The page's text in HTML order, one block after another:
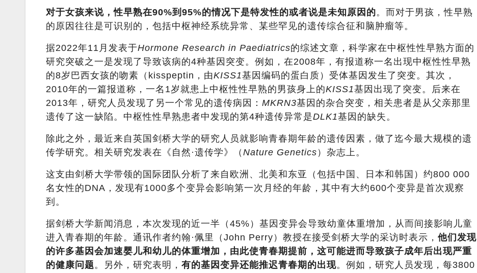
对于女孩来说，性早熟在90%到95%的情况下是特发性的或者说是未知原因的。而对于男孩，性早熟
的原因往往是可识别的，包括中枢神经系统异常、某些罕见的遗传综合征和脑肿瘤等。
据2022年11月发表于Hormone Research in Paediatrics的综述文章，科学家在中枢性性早熟方面的
研究突破之一是发现了导致该病的4种基因突变。例如，在2008年，有报道称一名出现中枢性性早熟
的8岁巴西女孩的吻素（kisspeptin，由KISS1基因编码的蛋白质）受体基因发生了突变。其次，
2010年的一篇报道称，一名1岁就患上中枢性性早熟的男孩身上的KISS1基因出现了突变。后来在
2013年，研究人员发现了另一个常见的遗传病因： MKRN3基因的杂合突变，相关患者是从父亲那里
遗传了这一缺陷。中枢性性早熟患者中发现的第4种遗传异常是DLK1基因的缺失。
除此之外，最近来自英国剑桥大学的研究人员就影响青春期年龄的遗传因素，做了迄今最大规模的遗
传学研究。相关研究发表在《自然·遗传学》（ Nature Genetics ）杂志上。
这支由剑桥大学带领的国际团队分析了来自欧洲、北美和东亚（包括中国、日本和韩国）约800 000
名女性的DNA，发现有1000多个变异会影响第一次月经的年龄，其中有大约600个变异是首次观察
到。
据剑桥大学新闻消息，本次发现的近一半（45%）基因变异会导致幼童体重增加，从而间接影响儿童
进入青春期的年龄。通讯作者约翰·佩里（John Perry）教授在接受剑桥大学的采访时表示， 他们发现
的许多基因会加速婴儿和幼儿的体重增加，由此使青春期提前，这可能进而导致孩子成年后出现严重
的健康问题。另外，研究表明， 有的基因变异还能推迟青春期的出现。例如，研究人员发现，每3800